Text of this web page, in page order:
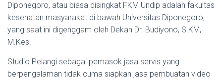
Diponegoro, atau biasa disingkat FKM Undip adalah fakultas
kesehatan masyarakat di bawah Universitas Diponegoro,
yang saat ini digenggam oleh Dekan Dr. Budiyono, S.KM,
M.Kes.
Studio Pelangi sebagai pemasok jasa servis yang
berpengalaman tidak cuma siapkan jasa pembuatan video